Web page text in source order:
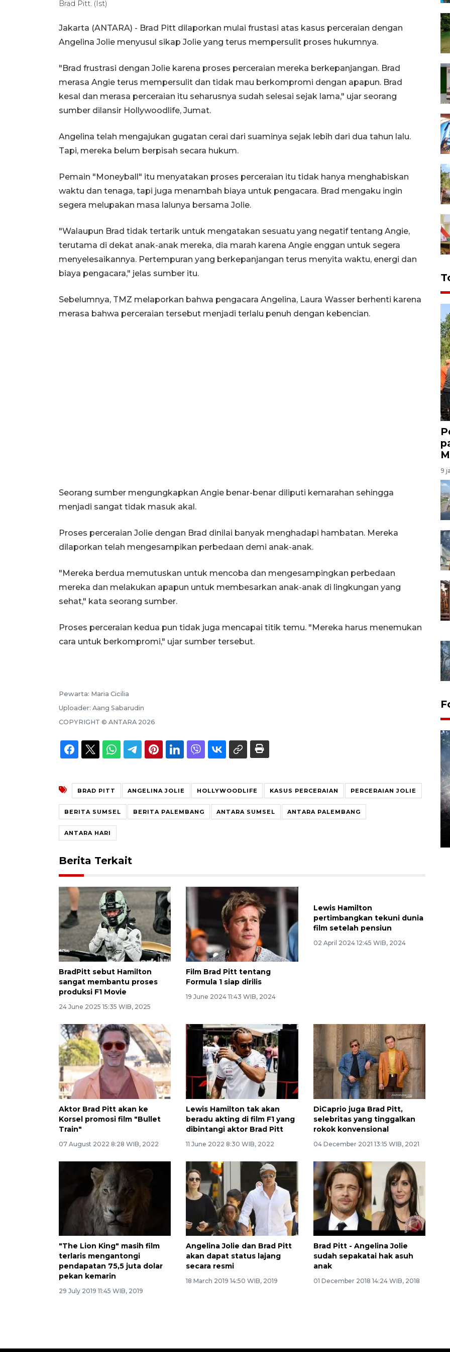
Brad Pitt. (Ist)
Jakarta (ANTARA) - Brad Pitt dilaporkan mulai frustasi atas kasus perceraian dengan
Angelina Jolie menyusul sikap Jolie yang terus mempersulit proses hukumnya.
"Brad frustrasi dengan Jolie karena proses perceraian mereka berkepanjangan. Brad
merasa Angie terus mempersulit dan tidak mau berkompromi dengan apapun. Brad
kesal dan merasa perceraian itu seharusnya sudah selesai sejak lama," ujar seorang
sumber dilansir Hollywoodlife, Jumat.
Angelina telah mengajukan gugatan cerai dari suaminya sejak lebih dari dua tahun lalu.
Tapi, mereka belum berpisah secara hukum.
Pemain "Moneyball" itu menyatakan proses perceraian itu tidak hanya menghabiskan
waktu dan tenaga, tapi juga menambah biaya untuk pengacara. Brad mengaku ingin
segera melupakan masa lalunya bersama Jolie.
"Walaupun Brad tidak tertarik untuk mengatakan sesuatu yang negatif tentang Angie,
terutama di dekat anak-anak mereka, dia marah karena Angie enggan untuk segera
menyelesaikannya. Pertempuran yang berkepanjangan terus menyita waktu, energi dan
biaya pengacara," jelas sumber itu.
Sebelumnya, TMZ melaporkan bahwa pengacara Angelina, Laura Wasser berhenti karena
merasa bahwa perceraian tersebut menjadi terlalu penuh dengan kebencian.
Seorang sumber mengungkapkan Angie benar-benar diliputi kemarahan sehingga
menjadi sangat tidak masuk akal.
Proses perceraian Jolie dengan Brad dinilai banyak menghadapi hambatan. Mereka
dilaporkan telah mengesampikan perbedaan demi anak-anak.
"Mereka berdua memutuskan untuk mencoba dan mengesampingkan perbedaan
mereka dan melakukan apapun untuk membesarkan anak-anak di lingkungan yang
sehat," kata seorang sumber.
Proses perceraian kedua pun tidak juga mencapai titik temu. "Mereka harus menemukan
cara untuk berkompromi," ujar sumber tersebut.
Pewarta: Maria Cicilia
Uploader: Aang Sabarudin
COPYRIGHT © ANTARA 2026
BRAD PITT ANGELINA JOLIE HOLLYWOODLIFE KASUS PERCERAIAN PERCERAIAN JOLIE
BERITA SUMSEL BERITA PALEMBANG ANTARA SUMSEL ANTARA PALEMBANG
ANTARA HARI
Berita Terkait
BradPitt sebut Hamilton
sangat membantu proses
produksi F1 Movie
24 June 2025 15:35 WIB, 2025
Film Brad Pitt tentang
Formula 1 siap dirilis
19 June 2024 11:43 WIB, 2024
Lewis Hamilton
pertimbangkan tekuni dunia
film setelah pensiun
02 April 2024 12:45 WIB, 2024
Aktor Brad Pitt akan ke
Korsel promosi film "Bullet
Train"
07 August 2022 8:28 WIB, 2022
Lewis Hamilton tak akan
beradu akting di film F1 yang
dibintangi aktor Brad Pitt
11 June 2022 8:30 WIB, 2022
DiCaprio juga Brad Pitt,
selebritas yang tinggalkan
rokok konvensional
04 December 2021 13:15 WIB, 2021
"The Lion King" masih film
terlaris mengantongi
pendapatan 75,5 juta dolar
pekan kemarin
29 July 2019 11:45 WIB, 2019
Angelina Jolie dan Brad Pitt
akan dapat status lajang
secara resmi
18 March 2019 14:50 WIB, 2019
Brad Pitt - Angelina Jolie
sudah sepakatai hak asuh
anak
01 December 2018 14:24 WIB, 2018
9
Alokasi anggaran untuk bibit
kopi arabika Gayo